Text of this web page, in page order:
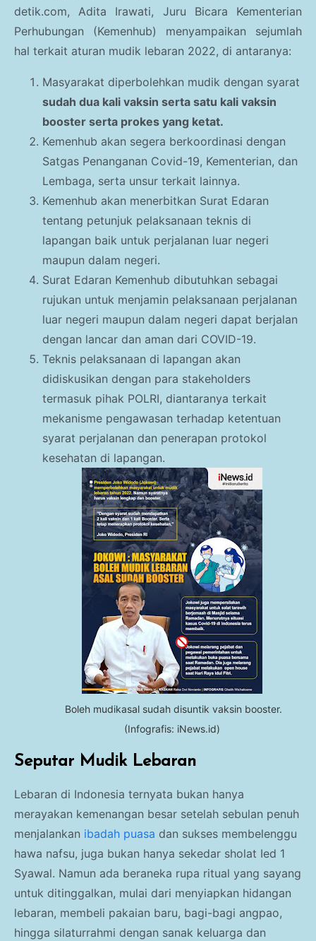
detik.com, Adita Irawati, Juru Bicara Kementerian
Perhubungan (Kemenhub) menyampaikan sejumlah
hal terkait aturan mudik lebaran 2022, di antaranya:
Masyarakat diperbolehkan mudik dengan syarat
sudah dua kali vaksin serta satu kali vaksin
booster serta prokes yang ketat.
Kemenhub akan segera berkoordinasi dengan
Satgas Penanganan Covid-19, Kementerian, dan
Lembaga, serta unsur terkait lainnya.
Kemenhub akan menerbitkan Surat Edaran
tentang petunjuk pelaksanaan teknis di
lapangan baik untuk perjalanan luar negeri
maupun dalam negeri.
Surat Edaran Kemenhub dibutuhkan sebagai
rujukan untuk menjamin pelaksanaan perjalanan
luar negeri maupun dalam negeri dapat berjalan
dengan lancar dan aman dari COVID-19.
Teknis pelaksanaan di lapangan akan
didiskusikan dengan para stakeholders
termasuk pihak POLRI, diantaranya terkait
mekanisme pengawasan terhadap ketentuan
syarat perjalanan dan penerapan protokol
kesehatan di lapangan.
Boleh mudikasal sudah disuntik vaksin booster.
(Infografis: iNews.id)
Seputar Mudik Lebaran
Lebaran di Indonesia ternyata bukan hanya
merayakan kemenangan besar setelah sebulan penuh
menjalankan ibadah puasa dan sukses membelenggu
hawa nafsu, juga bukan hanya sekedar sholat Ied 1
Syawal. Namun ada beraneka rupa ritual yang sayang
untuk ditinggalkan, mulai dari menyiapkan hidangan
lebaran, membeli pakaian baru, bagi-bagi angpao,
hingga silaturrahmi dengan sanak keluarga dan